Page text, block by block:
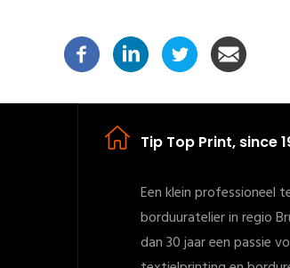
Tip Top Print, since
Een klein professioneel
borduuratelier in regio
dan 30 jaar een passie